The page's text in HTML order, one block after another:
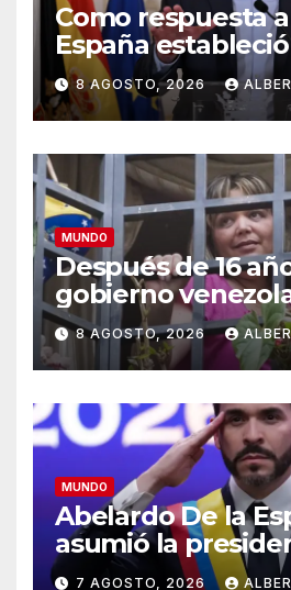
Como respuesta
España
fronterizos a
Italia
8 AGOSTO, 2026
MUNDO
Después de 16
gobierno
una jueza que
por “corrupción
8 AGOSTO, 2026
MUNDO
Abelardo De la
asumió la
Colombia y
7 AGOSTO, 2026